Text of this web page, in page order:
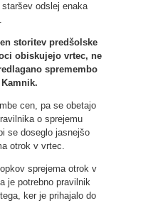
odslej enaka
storitev predšolske
obiskujejo vrtec, ne
spremembo
cen, pa se obetajo
o sprejemu
se doseglo jasnejšo
otrok v vrtec.
sprejema otrok v
je potrebno pravilnik
ker je prihajalo do